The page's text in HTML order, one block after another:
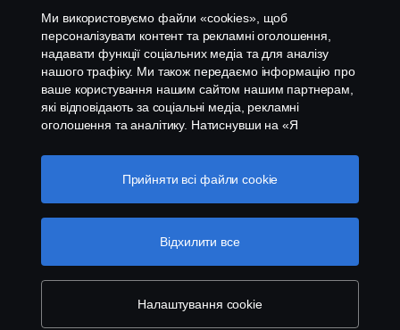
Система повідомлення про порушення
Налаштування cookies
CV AB (publ). ТОВ "Сканія Україна", 08004,
Київська область, Бучанський район, с.Калинівка,
вул. Київська 37; тел.+380 44 363-0-363
Ми використовуємо файли «cookies», щоб
персоналізувати контент та рекламні оголошення,
надавати функції соціальних медіа та для аналізу
нашого трафіку. Ми також передаємо інформацію про
ваше користування нашим сайтом нашим партнерам,
які відповідають за соціальні медіа, рекламні
оголошення та аналітику. Натиснувши на «Я
згоду на використання всіх файлів cookies та на
передачу інформації. Ви також можете керувати
ми використовуємо файли cookie, відвідайте сторінку
про cookie на нашому сайті, натиснувши на посилання
під цим текстом. Cookie policy
Налаштування cookie
Відхилити все
Прийняти всі файли сookie